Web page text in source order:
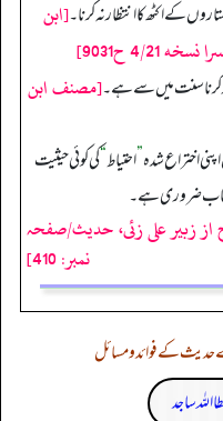
کے اکٹھ کا انتظار نہ کرنا۔[ابن
کرنا سنت میں سے ہے۔[مصنف ابن
اختراع شدہ”احتیاط“کی کوئی حیثیت
ضروری ہے۔
از زبیر علی زئی، حدیث/صفحہ
نمبر: 410]
کے فوائد و مسائل
اللہ ساجد